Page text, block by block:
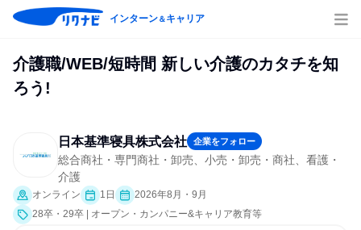
インターン＆キャリア
介護職/WEB/短時間 新しい介護のカタチを知
ろう!
日本基準寝具株式会社 企業をフォロー
総合商社・専門商社・卸売、小売・卸売・商社、看護・
介護
オンライン 1日
2026年8月・9月
28卒・29卒 | オープン・カンパニー&キャリア教育等